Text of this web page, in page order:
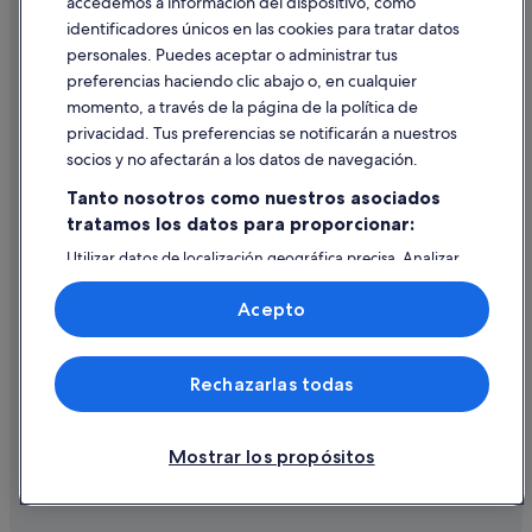
Ayuda
Cancelar un vuelo
Cancelar una reserva de hotel o de un alquiler vacacional
Utilizar un cupón de Expedia
Documentos para viajes internacionales
© 2026 Expedia, Inc., una empresa de Expedia Group. Todos los
derechos reservados. Expedia y el logotipo de Expedia son marcas
comerciales o marcas comerciales registradas de Expedia, Inc.
identificadores únicos en las cookies para tratar datos
personales. Puedes aceptar o administrar tus
preferencias haciendo clic abajo o, en cualquier
momento, a través de la página de la política de
privacidad. Tus preferencias se notificarán a nuestros
socios y no afectarán a los datos de navegación.
Tanto nosotros como nuestros asociados
tratamos los datos para proporcionar:
Utilizar datos de localización geográfica precisa. Analizar
activamente las características del dispositivo para su
identificación. Almacenar la información en un dispositivo
y/o acceder a ella. Publicidad y contenido personalizados,
medición de publicidad y contenido, investigación de
audiencia y desarrollo de servicios.
Lista de asociados (proveedores)
Mostrar los propósitos
Rechazarlas todas
Acepto